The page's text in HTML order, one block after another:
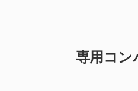
専用コン